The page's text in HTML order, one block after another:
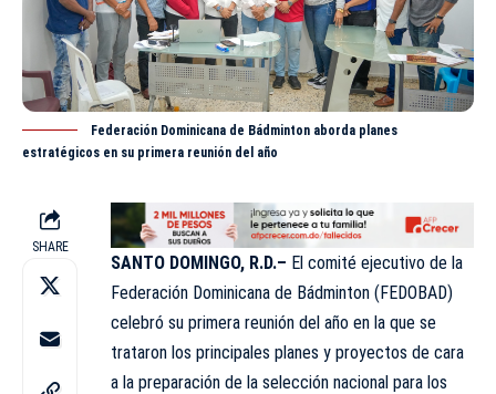
Federación Dominicana de Bádminton aborda planes
estratégicos en su primera reunión del año
SHARE
SANTO DOMINGO, R.D.– El comité ejecutivo de la
Federación Dominicana de Bádminton (FEDOBAD)
celebró su primera reunión del año en la que se
trataron los principales planes y proyectos de cara
a la preparación de la selección nacional para los